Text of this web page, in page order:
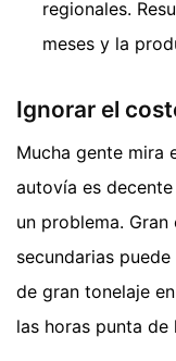
regionales.
meses y la
Ignorar el
Mucha gente mira
autovía es
un problema.
secundarias
de gran tonelaje
las horas punta de